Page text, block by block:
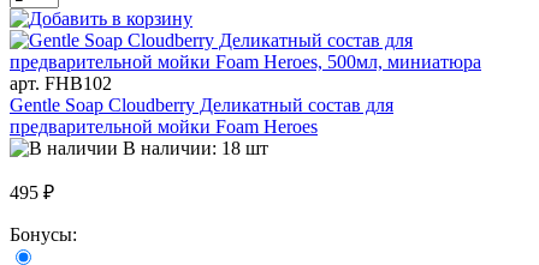
арт. FHB102
Gentle Soap Сloudberry Деликатный состав для
предварительной мойки Foam Heroes
В наличии: 18 шт
495 ₽
Бонусы: